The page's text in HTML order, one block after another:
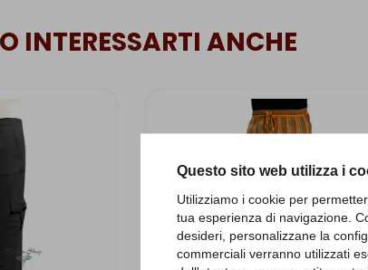
Questo sito web utilizza i
Utilizziamo i cookie per
tua esperienza di navigazione.
desideri, personalizzane la
commerciali verranno utilizzati
INTERESSARTI ANCHE